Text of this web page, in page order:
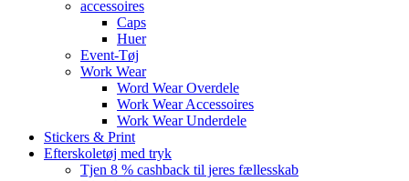
accessoires
Caps
Huer
Event-Tøj
Work Wear
Word Wear Overdele
Work Wear Accessoires
Work Wear Underdele
Stickers & Print
Efterskoletøj med tryk
Tjen 8 % cashback til jeres fællesskab